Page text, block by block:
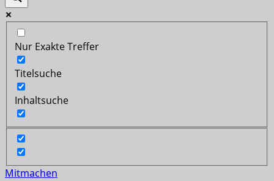
Nur Exakte Treffer
Titelsuche
Inhaltsuche
Mitmachen